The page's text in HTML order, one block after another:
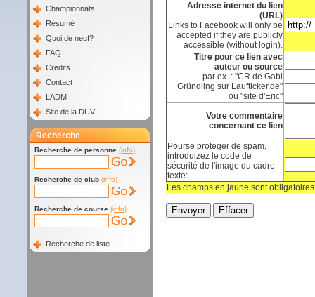
Championnats
Résumé
Quoi de neuf?
FAQ
Credits
Contact
LADM
Site de la DUV
Recherche
Recherche de personne (info)
Recherche de club (info)
Recherche de course (info)
Recherche de liste
Adresse internet du lien
(URL)
Links to Facebook will only be
accepted if they are publicly
accessible (without login).
Titre pour ce lien avec
auteur ou source
par ex. : "CR de Gabi
Gründling sur Laufticker.de"
ou "site d'Eric"
Votre commentaire
concernant ce lien
Pourse proteger de spam,
introduizez le code de
sécurité de l'image du cadre-
texte:
Les champs en jaune sont